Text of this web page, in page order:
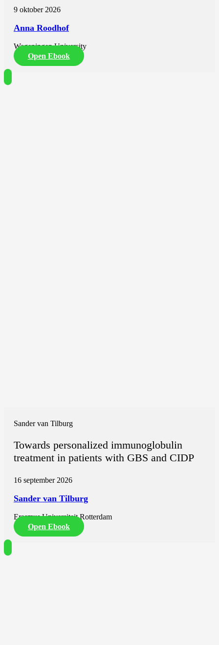
9 oktober 2026
Anna Roodhof
Wageningen University
Open Ebook
Sander van Tilburg
Towards personalized immunoglobulin
treatment in patients with GBS and CIDP
16 september 2026
Sander van Tilburg
Erasmus Universiteit Rotterdam
Open Ebook